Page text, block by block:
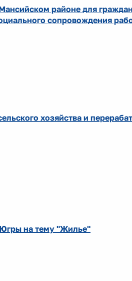
районе для
сопровождения
хозяйства и
на тему "Жилье"